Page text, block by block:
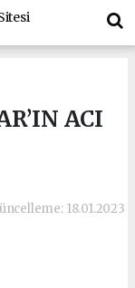
ACI
18.01.2023